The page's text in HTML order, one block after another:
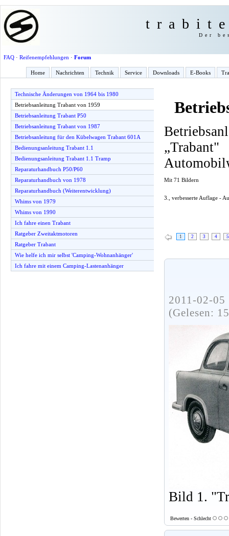
Der
FAQ· Reifenempfehlungen · Forum
Home Nachrichten Technik Service Downloads E-Books
Technische Änderungen von 1964 bis 1980
Betriebsanleitung Trabant von 1959
Betriebsanleitung Trabant P50
Betriebsanleitung Trabant von 1987
Betriebsanleitung für den Kübelwagen Trabant 601A
Bedienungsanleitung Trabant 1.1
Bedienungsanleitung Trabant 1.1 Tramp
Reparaturhandbuch P50/P60
Reparaturhandbuch von 1978
Reparaturhandbuch (Weiterentwicklung)
Whims von 1979
Whims von 1990
Ich fahre einen Trabant
Ratgeber Zweitaktmotoren
Ratgeber Trabant
Wie helfe ich mir selbst 'Camping-Wohnanhänger'
Ich fahre mit einem Camping-Lastenanhänger
Mit 71 Bildern
3., verbesserte Auflage -
1 2 3 4 5
2011-02-
(Gelesen:
Bild 1.
Bewerten - Schlecht